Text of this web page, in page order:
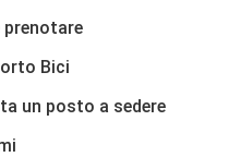
prenotare
Bici
un posto a sedere